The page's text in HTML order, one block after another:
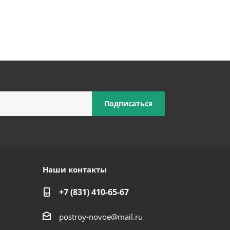
Наши контакты
+7 (831) 410-65-67
postroy-novoe@mail.ru